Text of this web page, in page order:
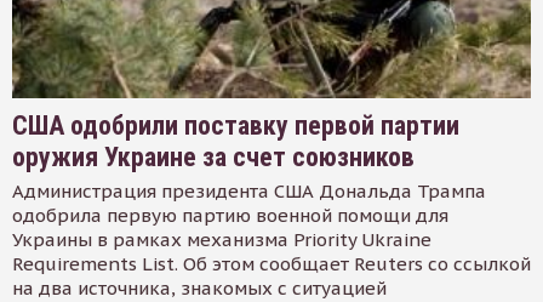
США одобрили поставку первой партии
оружия Украине за счет союзников
Администрация президента США Дональда Трампа
одобрила первую партию военной помощи для
Украины в рамках механизма Priority Ukraine
Requirements List. Об этом сообщает Reuters со ссылкой
на два источника, знакомых с ситуацией